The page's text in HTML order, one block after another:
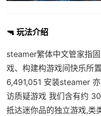
🔫 玩法介绍
steamer繁体中文管家指
戏、构建构游戏间快乐所
6,491,051 安装steamer
访质疑游戏 我们含有约
抵达迷你品的独立游戏,类